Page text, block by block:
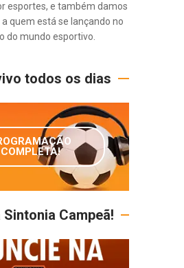
esportes, e também damos
quem está se lançando no
do mundo esportivo.
todos os dias
COMPLETA!
Campeã!